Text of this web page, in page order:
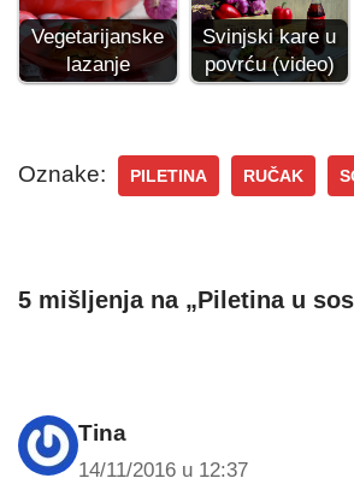
Vegetarijanske
lazanje
Svinjski kare u
povrću (video)
Oznake: PILETINA RUČAK
5 mišljenja na „Piletina u
Tina
14/11/2016 u 12:37